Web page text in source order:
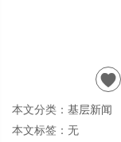
本文分类： 基层新闻
本文标签：无